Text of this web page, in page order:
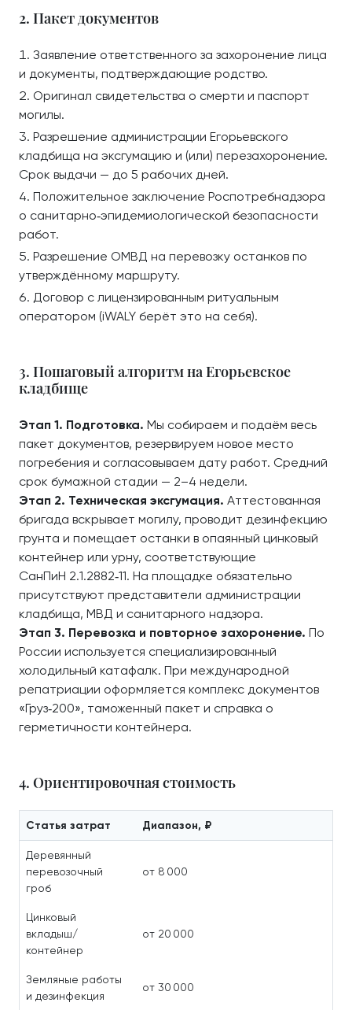
2. Пакет документов
Заявление ответственного за захоронение лица
и документы, подтверждающие родство.
Оригинал свидетельства о смерти и паспорт
могилы.
Разрешение администрации Егорьевского
кладбища на эксгумацию и (или) перезахоронение.
Срок выдачи — до 5 рабочих дней.
Положительное заключение Роспотребнадзора
о санитарно‑эпидемиологической безопасности
работ.
Разрешение ОМВД на перевозку останков по
утверждённому маршруту.
Договор с лицензированным ритуальным
оператором (iWALY берёт это на себя).
3. Пошаговый алгоритм на Егорьевское
кладбище
Этап 1. Подготовка. Мы собираем и подаём весь
пакет документов, резервируем новое место
погребения и согласовываем дату работ. Средний
срок бумажной стадии — 2–4 недели.
Этап 2. Техническая эксгумация. Аттестованная
бригада вскрывает могилу, проводит дезинфекцию
грунта и помещает останки в опаянный цинковый
контейнер или урну, соответствующие
СанПиН 2.1.2882‑11. На площадке обязательно
присутствуют представители администрации
кладбища, МВД и санитарного надзора.
Этап 3. Перевозка и повторное захоронение. По
России используется специализированный
холодильный катафалк. При международной
репатриации оформляется комплекс документов
«Груз‑200», таможенный пакет и справка о
герметичности контейнера.
4. Ориентировочная стоимость
Статья затрат Диапазон, ₽
Деревянный
перевозочный
гроб
от 8 000
Цинковый
вкладыш/
контейнер
от 20 000
Земляные работы
и дезинфекция
от 30 000